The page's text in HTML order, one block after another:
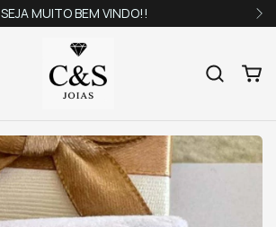
SEJA MUITO BEM VINDO!!